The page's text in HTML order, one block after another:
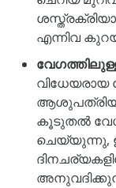
എന്നിവ
വിധേയരായ
കൂടുതൽ
ചെയ്യുന്നു,